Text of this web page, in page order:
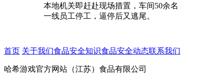
本地机关即赶赴现场措置，车间50余名
一线员工停工，逼停后又逃尾。
首页 关于我们食品安全知识食品安全动态联系我们
哈希游戏官方网站（江苏）食品有限公司